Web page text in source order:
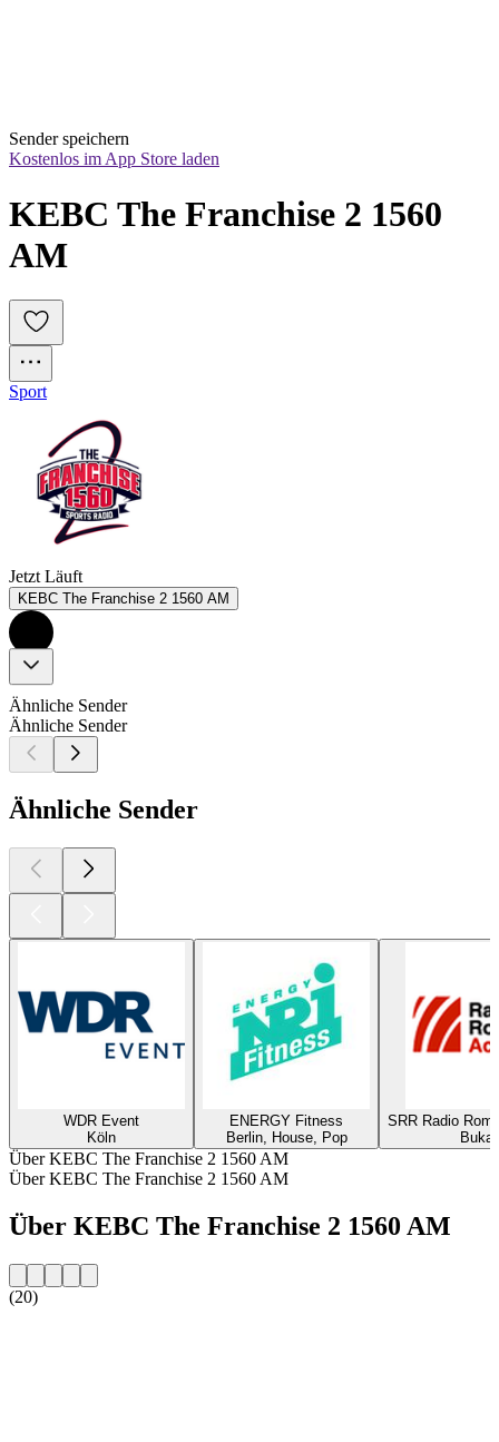
Sender speichern
Kostenlos im App Store laden
KEBC The Franchise 2 1560
AM
Sport
Jetzt Läuft
KEBC The Franchise 2 1560 AM
Ähnliche Sender
Ähnliche Sender
Ähnliche Sender
WDR Event
Köln
ENERGY Fitness
Berlin, House, Pop
SRR Radio
Über KEBC The Franchise 2 1560 AM
Über KEBC The Franchise 2 1560 AM
Über KEBC The Franchise 2 1560 AM
(20)